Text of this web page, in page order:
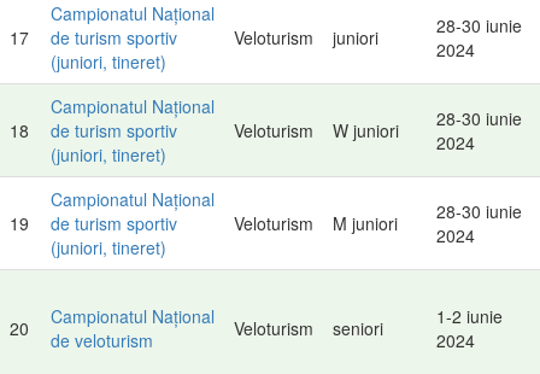
17
Campionatul Național
de turism sportiv
(juniori, tineret)
Veloturism juniori
28-30 iunie
2024
18
Campionatul Național
de turism sportiv
(juniori, tineret)
Veloturism W juniori
28-30 iunie
2024
19
Campionatul Național
de turism sportiv
(juniori, tineret)
Veloturism M juniori
28-30 iunie
2024
20
Campionatul Național
de veloturism
Veloturism seniori
1-2 iunie
2024